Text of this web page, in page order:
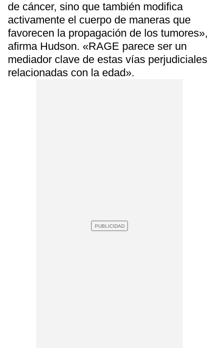
de cáncer, sino que también modifica
activamente el cuerpo de maneras que
favorecen la propagación de los tumores»,
afirma Hudson. «RAGE parece ser un
mediador clave de estas vías perjudiciales
relacionadas con la edad».